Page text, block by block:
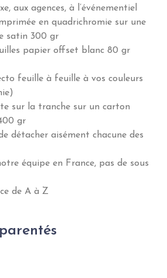
aux agences, à l’événementiel
en quadrichromie sur une
satin 300 gr
papier offset blanc 80 gr
feuille à feuille à vos couleurs
sur la tranche sur un carton
gr
détacher aisément chacune des
équipe en France, pas de sous
de A à Z